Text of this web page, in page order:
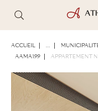
ACCUEIL ...
AAMA199 APPARTEMENT